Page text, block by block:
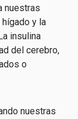
nuestras
y la
insulina
del cerebro,
o
nuestras